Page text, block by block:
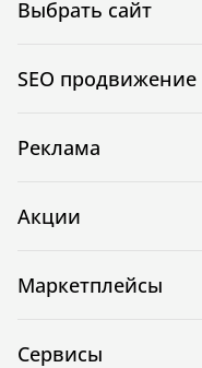
Выбрать сайт
SEO продвижение
Реклама
Акции
Маркетплейсы
Сервисы